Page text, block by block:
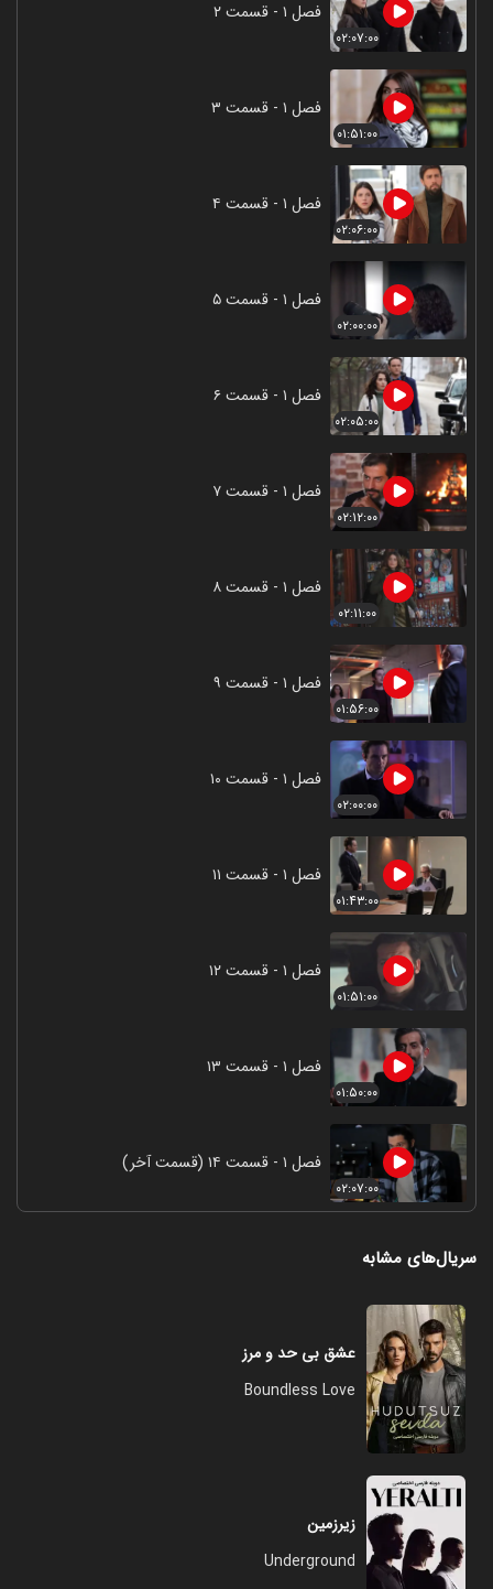
۰۲:۰۷:۰۰
فصل ۱ - قسمت ۲
۰۱:۵۱:۰۰
فصل ۱ - قسمت ۳
۰۲:۰۶:۰۰
فصل ۱ - قسمت ۴
۰۲:۰۰:۰۰
فصل ۱ - قسمت ۵
۰۲:۰۵:۰۰
فصل ۱ - قسمت ۶
۰۲:۱۲:۰۰
فصل ۱ - قسمت ۷
۰۲:۱۱:۰۰
فصل ۱ - قسمت ۸
۰۱:۵۶:۰۰
فصل ۱ - قسمت ۹
۰۲:۰۰:۰۰
فصل ۱ - قسمت ۱۰
۰۱:۴۳:۰۰
فصل ۱ - قسمت ۱۱
۰۱:۵۱:۰۰
فصل ۱ - قسمت ۱۲
۰۱:۵۰:۰۰
فصل ۱ - قسمت ۱۳
۰۲:۰۷:۰۰
فصل ۱ - قسمت ۱۴ (قسمت آخر)
سریال‌های مشابه
عشق بی حد و مرز
Boundless Love
زیرزمین
Underground